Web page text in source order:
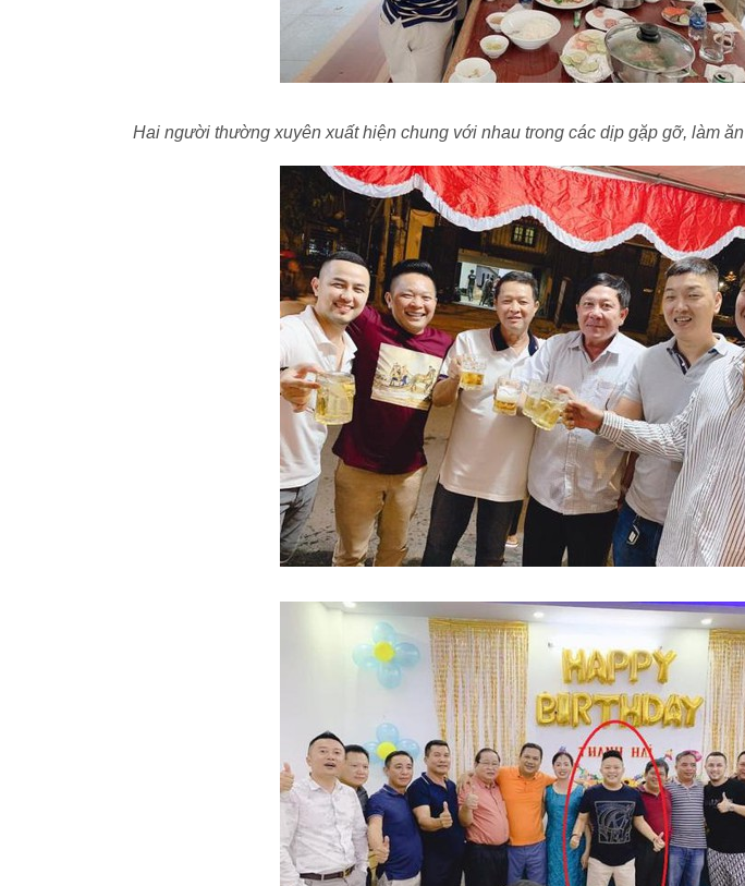
Hai người thường xuyên xuất hiện chung với nhau trong các dịp gặp gỡ, làm ăn